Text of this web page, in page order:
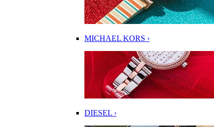
MICHAEL KORS ›
DIESEL ›